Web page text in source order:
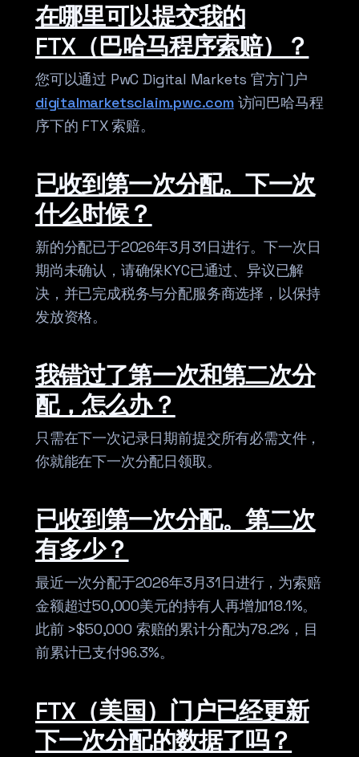
在哪里可以提交我的
FTX（巴哈马程序索赔）？
您可以通过 PwC Digital Markets 官方门户
digitalmarketsclaim.pwc.com访问巴哈马程
序下的 FTX 索赔。
已收到第一次分配。下一次
什么时候？
新的分配已于2026年3月31日进行。下一次日
期尚未确认，请确保KYC已通过、异议已解
决，并已完成税务与分配服务商选择，以保持
发放资格。
我错过了第一次和第二次分
配，怎么办？
只需在下一次记录日期前提交所有必需文件，
你就能在下一次分配日领取。
已收到第一次分配。第二次
有多少？
最近一次分配于2026年3月31日进行，为索赔
金额超过50,000美元的持有人再增加18.1%。
此前 >$50,000 索赔的累计分配为78.2%，目
前累计已支付96.3%。
FTX（美国）门户已经更新
下一次分配的数据了吗？